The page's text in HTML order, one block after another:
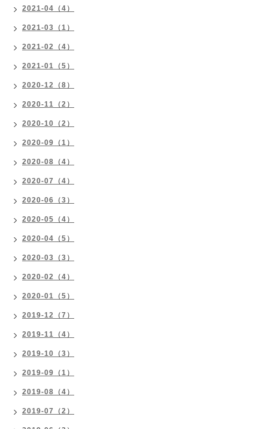
2021-04（4）
2021-03（1）
2021-02（4）
2021-01（5）
2020-12（8）
2020-11（2）
2020-10（2）
2020-09（1）
2020-08（4）
2020-07（4）
2020-06（3）
2020-05（4）
2020-04（5）
2020-03（3）
2020-02（4）
2020-01（5）
2019-12（7）
2019-11（4）
2019-10（3）
2019-09（1）
2019-08（4）
2019-07（2）